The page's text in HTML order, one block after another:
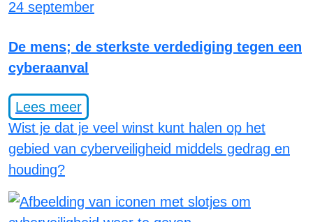
24 september
De mens; de sterkste verdediging tegen een
cyberaanval
Lees meer
Wist je dat je veel winst kunt halen op het
gebied van cyberveiligheid middels gedrag en
houding?